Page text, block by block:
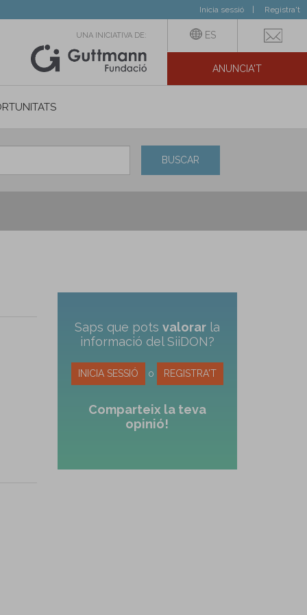
Inicia sessió Registra't
UNA INICIATIVA DE: ES
ANUNCIA'T
BUSCAR
Saps que pots valorarla
informació del SiiDON?
INICIA SESSIÓ o REGISTRA'T
Comparteix la teva
opinió!